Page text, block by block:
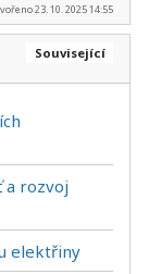
23. 10. 2025 14:55
Související
a rozvoj
elektřiny